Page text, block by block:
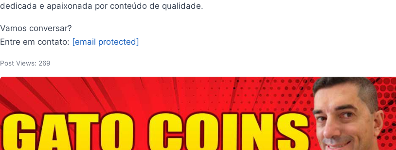
dedicada e apaixonada por conteúdo de qualidade.
Vamos conversar?
Entre em contato: [email protected]
Post Views: 269